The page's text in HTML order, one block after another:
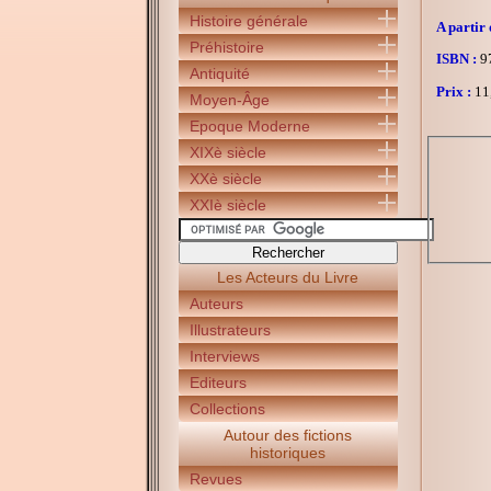
Histoire générale
Préhistoire
Antiquité
Moyen-Âge
Epoque Moderne
XIXè siècle
XXè siècle
XXIè siècle
Les Acteurs du Livre
Auteurs
Illustrateurs
Interviews
Editeurs
Collections
Autour des fictions
historiques
Revues
A partir
ISBN :
Prix :